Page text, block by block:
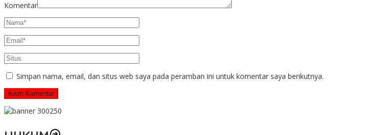
Komentar
Simpan nama, email, dan situs web saya pada peramban ini untuk komentar saya berikutnya.